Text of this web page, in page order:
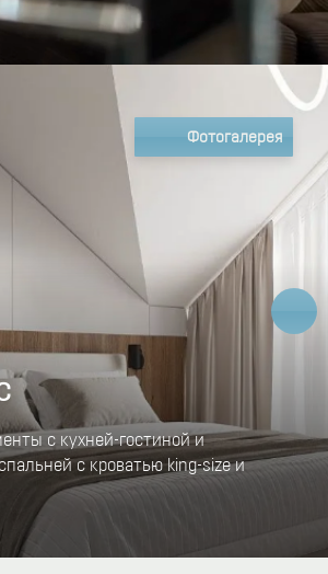
Фотогалерея
с кухней-гостиной и
с кроватью king-size и